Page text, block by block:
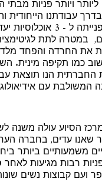
ויותר פניות מבתי
עבודתנו הייחודית
שמתאפיינת בפנייתה ל - 3
במטרה לתת
את החרדה והפחד
כמו תקיפה מינית.
החברתית הנו תוצאת
עם
הסיוע עולה משנה
שאנו עדים, בחברה
משמעותיים ביותר
רבות מגיעות
ועם קבוצות נשים